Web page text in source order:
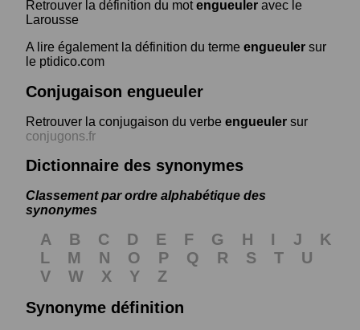
Retrouver la définition du motengueuler avec le
Larousse
A lire également la définition du terme engueuler sur
le ptidico.com
Conjugaison engueuler
Retrouver la conjugaison du verbe engueuler sur
conjugons.fr
Dictionnaire des synonymes
Classement par ordre alphabétique des
synonymes
A B C D E F G H I J
K
L
M N O P Q R S T
U
V
W X Y
Z
Synonyme définition